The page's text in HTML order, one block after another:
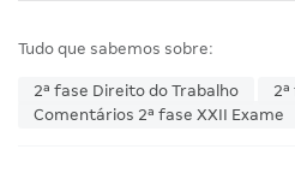
Tudo que sabemos sobre:
2ª fase Direito do Trabalho
Comentários 2ª fase XXII Exame